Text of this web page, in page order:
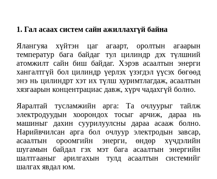
1. Гал асаах систем сайн ажиллахгүй байна
Ялангуяа хүйтэн цаг агаарт, оролтын агаарын
температур бага байдаг тул цилиндр дэх түлшний
атомжилт сайн биш байдаг. Хэрэв асаалтын энерги
хангалтгүй бол цилиндр үерлэх үзэгдэл үүсэх бөгөөд
энэ нь цилиндрт хэт их түлш хуримтлагдаж, асаалтын
хязгаарын концентрациас давж, хүрч чадахгүй болно.
Яаралтай тусламжийн арга: Та очлуурыг тайлж
электродуудын хоорондох тосыг арчиж, дараа нь
машиныг дахин суурилуулсны дараа асааж болно.
Нарийвчилсан арга бол очлуур электродын завсар,
асаалтын ороомгийн энерги, өндөр хүчдэлийн
шугамын байдал гэх мэт бага асаалтын энергийн
шалтгааныг арилгахын тулд асаалтын системийг
шалгах явдал юм.